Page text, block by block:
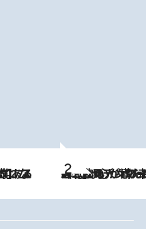
2026.8.8
《北欧の人々の幸福度が高いのは…》元デンマーク親善大使が出会った“心が満たされる暮らし”「いいかげんにヒュッゲしなさい！」